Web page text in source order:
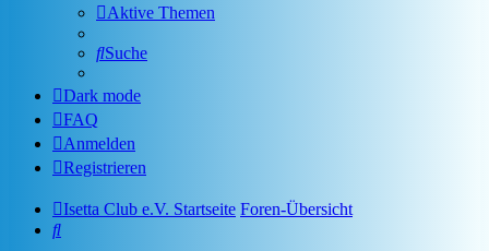
Aktive Themen
Suche
Dark mode
FAQ
Anmelden
Registrieren
Isetta Club e.V. Startseite Foren-Übersicht
Suche